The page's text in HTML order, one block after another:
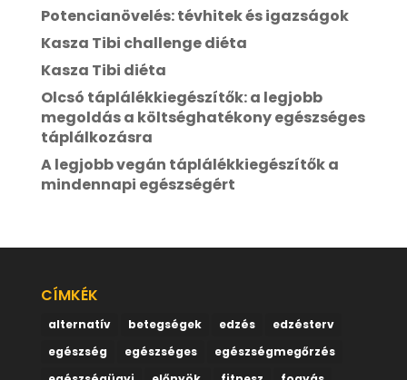
Potencianövelés: tévhitek és igazságok
Kasza Tibi challenge diéta
Kasza Tibi diéta
Olcsó táplálékkiegészítők: a legjobb
megoldás a költséghatékony egészséges
táplálkozásra
A legjobb vegán táplálékkiegészítők a
mindennapi egészségért
CÍMKÉK
alternatív betegségek edzés
edzésterv
egészség
egészséges
egészségmegőrzés